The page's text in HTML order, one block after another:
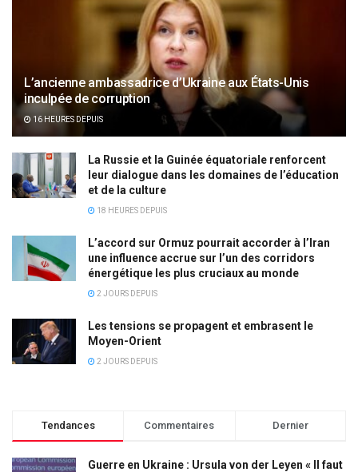
L’ancienne ambassadrice d’Ukraine aux États-Unis
inculpée de corruption
16 HEURES DEPUIS
La Russie et la Guinée équatoriale renforcent
leur dialogue dans les domaines de l’éducation
et de la culture
18 HEURES DEPUIS
L’accord sur Ormuz pourrait accorder à l’Iran
une influence accrue sur l’un des corridors
énergétique les plus cruciaux au monde
2 JOURS DEPUIS
Les tensions se propagent et embrasent le
Moyen-Orient
2 JOURS DEPUIS
Tendances Commentaires Dernier
Guerre en Ukraine : Ursula von der Leyen « Il faut